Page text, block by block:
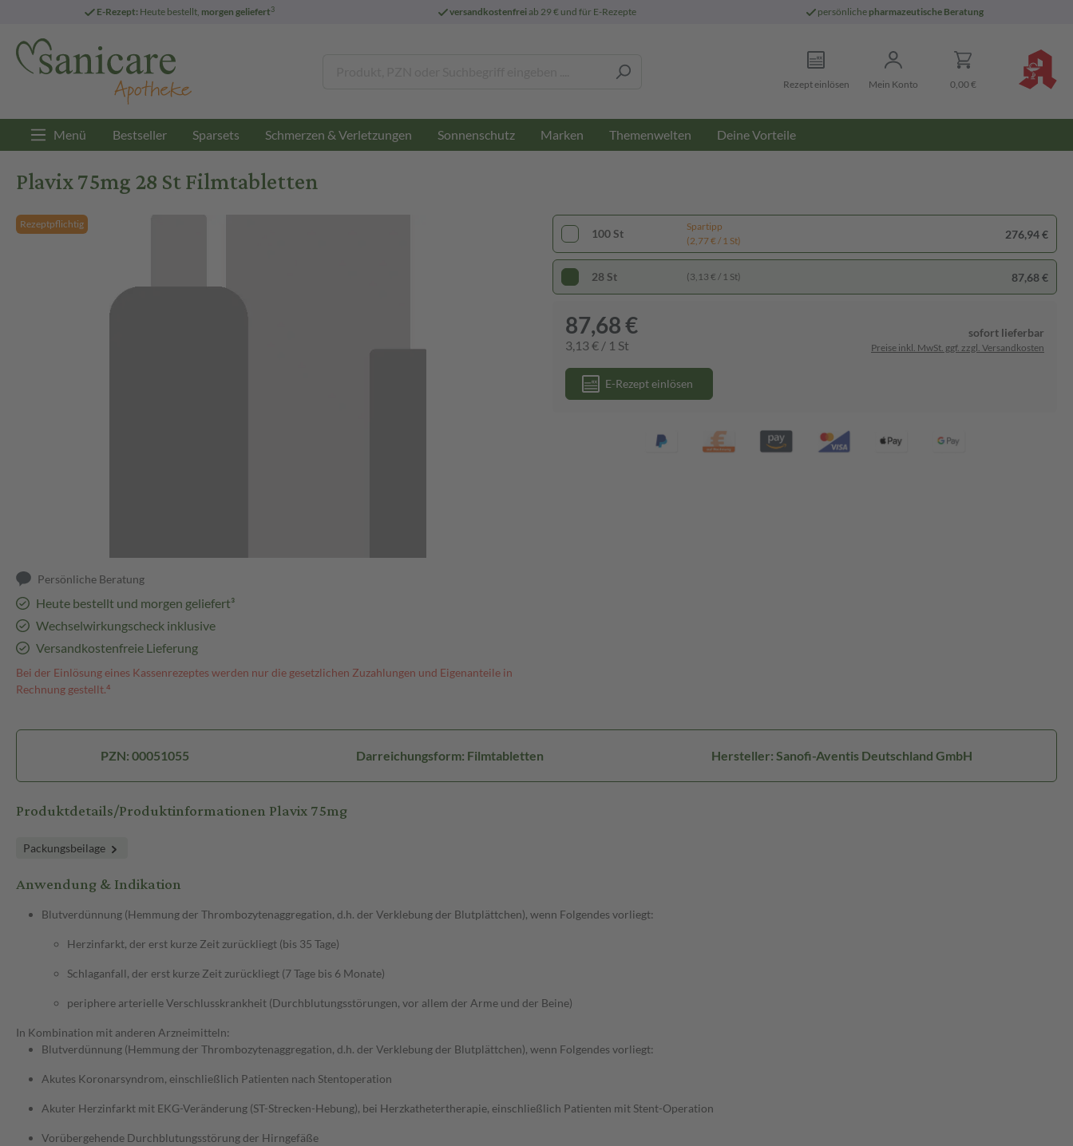
E-Rezept: Heute bestellt, morgen geliefert3 versandkostenfreiab 29 € und für E-Rezepte persönliche pharmazeutische Beratung
Rezept einlösen Mein Konto 0,00 €
Menü Bestseller Sparsets Schmerzen & Verletzungen Sonnenschutz Marken Themenwelten Deine Vorteile
Plavix 75mg 28 St Filmtabletten
Rezeptpflichtig
Persönliche Beratung
Heute bestellt und morgen geliefert³
Wechselwirkungscheck inklusive
Versandkostenfreie Lieferung
Bei der Einlösung eines Kassenrezeptes werden nur die gesetzlichen Zuzahlungen und Eigenanteile in
Rechnung gestellt.⁴
100 St
Spartipp
(2,77 € / 1 St)
276,94 €
28 St (3,13 € / 1 St) 87,68 €
87,68 €
3,13 € / 1 St
sofort lieferbar
Preise inkl. MwSt. ggf. zzgl. Versandkosten
E-Rezept einlösen
PZN: 00051055 Darreichungsform: Filmtabletten Hersteller: Sanofi-Aventis Deutschland GmbH
Produktdetails/Produktinformationen Plavix 75mg
Packungsbeilage
Anwendung & Indikation
Blutverdünnung (Hemmung der Thrombozytenaggregation, d.h. der Verklebung der Blutplättchen), wenn Folgendes vorliegt:
Herzinfarkt, der erst kurze Zeit zurückliegt (bis 35 Tage)
Schlaganfall, der erst kurze Zeit zurückliegt (7 Tage bis 6 Monate)
periphere arterielle Verschlusskrankheit (Durchblutungsstörungen, vor allem der Arme und der Beine)
In Kombination mit anderen Arzneimitteln:
Blutverdünnung (Hemmung der Thrombozytenaggregation, d.h. der Verklebung der Blutplättchen), wenn Folgendes vorliegt:
Akutes Koronarsyndrom, einschließlich Patienten nach Stentoperation
Akuter Herzinfarkt mit EKG-Veränderung (ST-Strecken-Hebung), bei Herzkathetertherapie, einschließlich Patienten mit Stent-Operation
Vorübergehende Durchblutungsstörung der Hirngefäße